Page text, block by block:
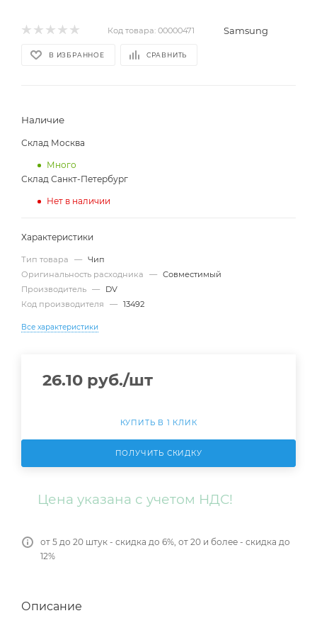
Код товара: 00000471 Samsung
В ИЗБРАННОЕ СРАВНИТЬ
Наличие
Склад Москва
Много
Склад Санкт-Петербург
Нет в наличии
Характеристики
Тип товара — Чип
Оригинальность расходника
— Совместимый
Производитель —
DV
Код производителя
— 13492
Все характеристики
26.10 руб./шт
КУПИТЬ В 1 КЛИК
ПОЛУЧИТЬ СКИДКУ
Цена указана с учетом НДС!
от 5 до 20 штук - скидка до 6%, от 20 и более - скидка до
12%
Описание